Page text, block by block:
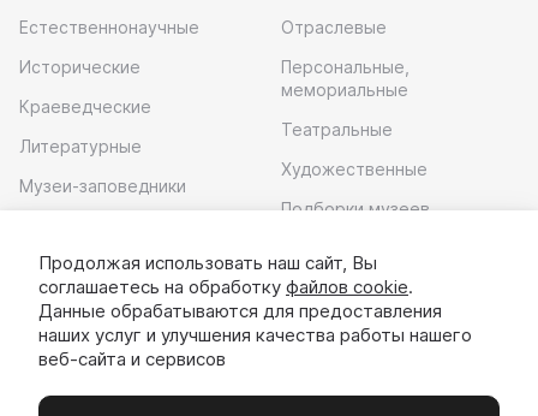
Естественнонаучные
Исторические
Краеведческие
Литературные
Музеи-заповедники
Отраслевые
Персональные,
мемориальные
Театральные
Художественные
Подборки музеев
Скачать приложение
Продолжая использовать наш сайт, Вы
соглашаетесь на обработку файлов cookie.
Данные обрабатываются для предоставления
наших услуг и улучшения качества работы нашего
веб-сайта и сервисов